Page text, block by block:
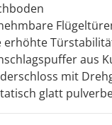
erhöhte
aus
mit
glatt